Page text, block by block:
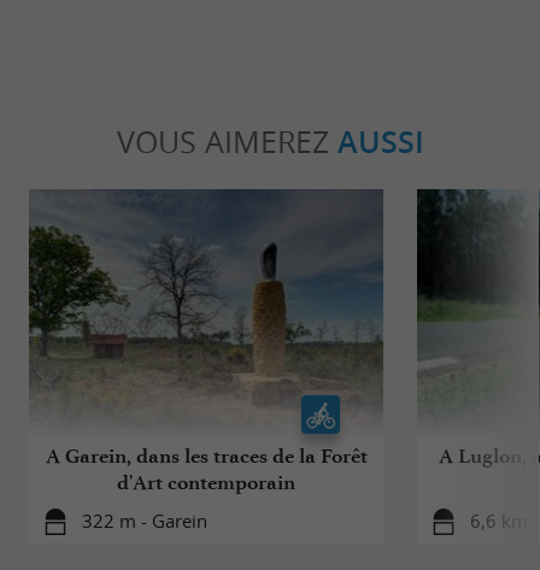
VOUS AIMEREZ AUSSI
A Garein, dans les traces de la Forêt
d'Art contemporain
322 m - Garein
A Luglon,
6,6 km